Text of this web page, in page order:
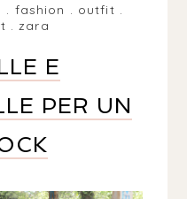
. fashion . outfit .
.zara
E
PER UN